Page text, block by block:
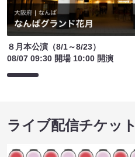
８月本公演（8/1～8/23）
08/07 09:30 開場 10:00 開演
ライブ配信チケット